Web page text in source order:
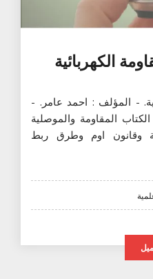
الكهربائية
- المؤلف : احمد عامر. -
المقاومة والموصلية
وقانون اوم وطرق ربط